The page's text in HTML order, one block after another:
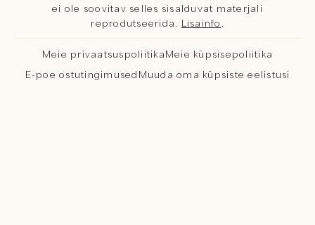
ei ole soovitav selles sisalduvat materjali
reprodutseerida. Lisainfo
Meie privaatsuspoliitikaMeie küpsisepoliitika
E-poe ostutingimused Muuda oma küpsiste eelistusi